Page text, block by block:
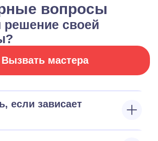
вопросы
своей
Вызвать мастера
если зависает